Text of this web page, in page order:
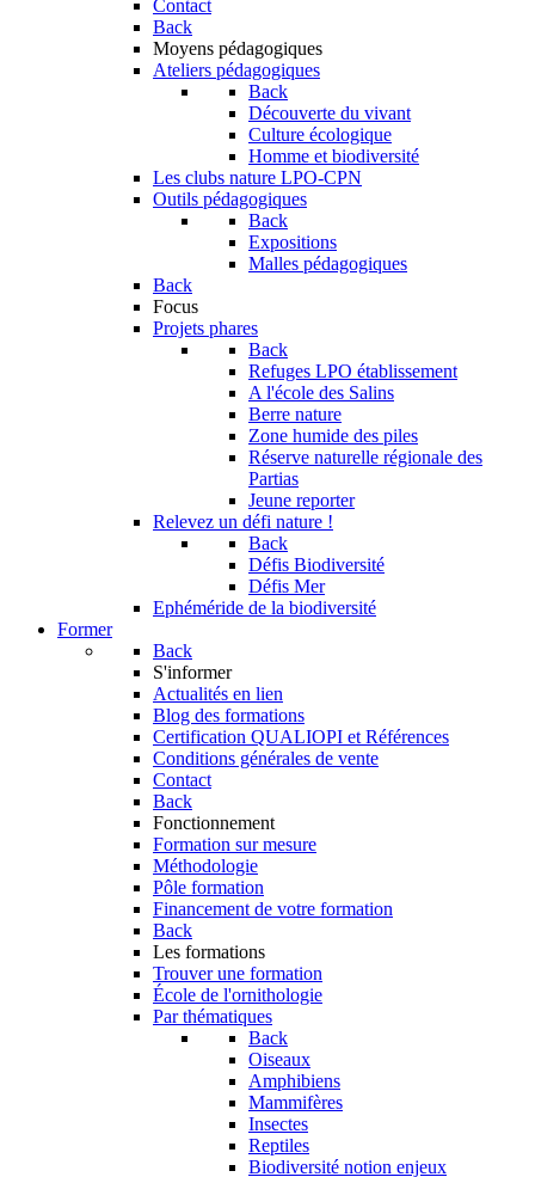
Contact
Back
Moyens pédagogiques
Ateliers pédagogiques
Back
Découverte du vivant
Culture écologique
Homme et biodiversité
Les clubs nature LPO-CPN
Outils pédagogiques
Back
Expositions
Malles pédagogiques
Back
Focus
Projets phares
Back
Refuges LPO établissement
A l'école des Salins
Berre nature
Zone humide des piles
Réserve naturelle régionale des
Partias
Jeune reporter
Relevez un défi nature !
Back
Défis Biodiversité
Défis Mer
Ephéméride de la biodiversité
Former
Back
S'informer
Actualités en lien
Blog des formations
Certification QUALIOPI et Références
Conditions générales de vente
Contact
Back
Fonctionnement
Formation sur mesure
Méthodologie
Pôle formation
Financement de votre formation
Back
Les formations
Trouver une formation
École de l'ornithologie
Par thématiques
Back
Oiseaux
Amphibiens
Mammifères
Insectes
Reptiles
Biodiversité notion enjeux